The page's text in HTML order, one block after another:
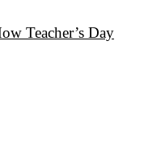
Teacher’s Day